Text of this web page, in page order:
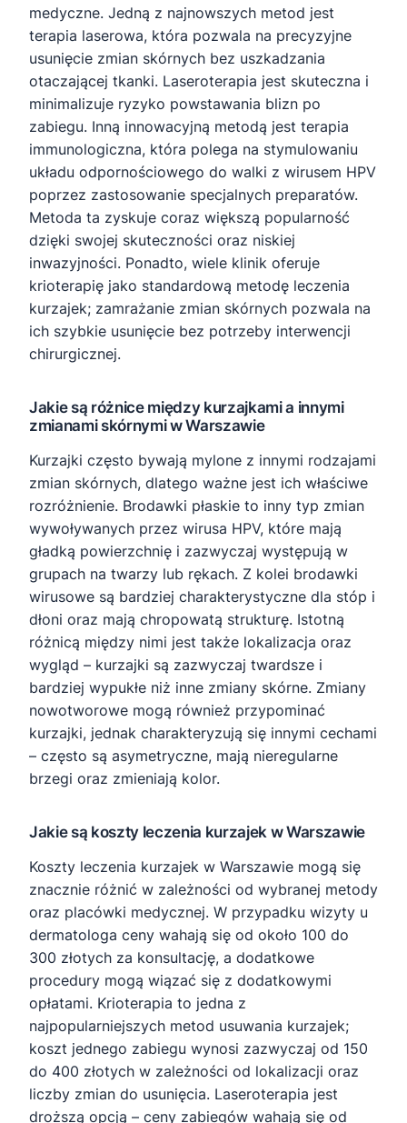
medyczne. Jedną z najnowszych metod jest
terapia laserowa, która pozwala na precyzyjne
usunięcie zmian skórnych bez uszkadzania
otaczającej tkanki. Laseroterapia jest skuteczna i
minimalizuje ryzyko powstawania blizn po
zabiegu. Inną innowacyjną metodą jest terapia
immunologiczna, która polega na stymulowaniu
układu odpornościowego do walki z wirusem HPV
poprzez zastosowanie specjalnych preparatów.
Metoda ta zyskuje coraz większą popularność
dzięki swojej skuteczności oraz niskiej
inwazyjności. Ponadto, wiele klinik oferuje
krioterapię jako standardową metodę leczenia
kurzajek; zamrażanie zmian skórnych pozwala na
ich szybkie usunięcie bez potrzeby interwencji
chirurgicznej.
Jakie są różnice między kurzajkami a innymi
zmianami skórnymi w Warszawie
Kurzajki często bywają mylone z innymi rodzajami
zmian skórnych, dlatego ważne jest ich właściwe
rozróżnienie. Brodawki płaskie to inny typ zmian
wywoływanych przez wirusa HPV, które mają
gładką powierzchnię i zazwyczaj występują w
grupach na twarzy lub rękach. Z kolei brodawki
wirusowe są bardziej charakterystyczne dla stóp i
dłoni oraz mają chropowatą strukturę. Istotną
różnicą między nimi jest także lokalizacja oraz
wygląd – kurzajki są zazwyczaj twardsze i
bardziej wypukłe niż inne zmiany skórne. Zmiany
nowotworowe mogą również przypominać
kurzajki, jednak charakteryzują się innymi cechami
– często są asymetryczne, mają nieregularne
brzegi oraz zmieniają kolor.
Jakie są koszty leczenia kurzajek w Warszawie
Koszty leczenia kurzajek w Warszawie mogą się
znacznie różnić w zależności od wybranej metody
oraz placówki medycznej. W przypadku wizyty u
dermatologa ceny wahają się od około 100 do
300 złotych za konsultację, a dodatkowe
procedury mogą wiązać się z dodatkowymi
opłatami. Krioterapia to jedna z
najpopularniejszych metod usuwania kurzajek;
koszt jednego zabiegu wynosi zazwyczaj od 150
do 400 złotych w zależności od lokalizacji oraz
liczby zmian do usunięcia. Laseroterapia jest
droższą opcją – ceny zabiegów wahają się od